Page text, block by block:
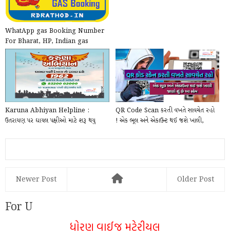
WhatApp gas Booking Number
For Bharat, HP, Indian gas
Cylinder Refilling
Karuna Abhiyan Helpline :
ઉતરાયણ પર ઘાયલ પક્ષીઓ માટે શરૂ થયુ
QR Code Scan કરતી વખતે સાવચેત રહો
! એક ભૂલ અને એકાઉન્ટ થઈ જશે ખાલી,
Newer Post Older Post
For U
ધોરણ વાઈજ મટેરીયલ